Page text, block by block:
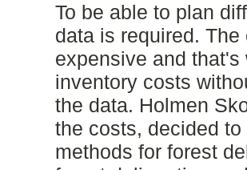
To be able to plan
data is required.
expensive and
inventory costs
the data. Holmen
the costs, decided
methods for forest